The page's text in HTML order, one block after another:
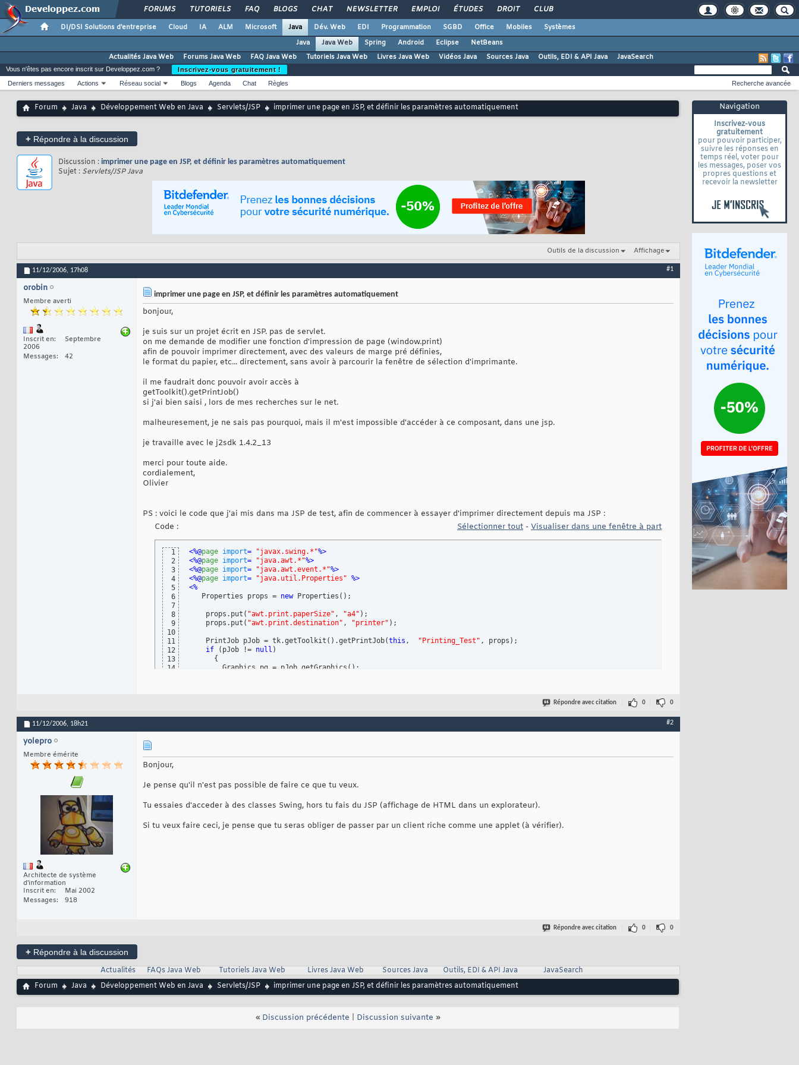
FORUMS TUTORIELS FAQ BLOGS CHAT NEWSLETTER EMPLOI ÉTUDES DROIT CLUB
DI/DSI Solutions d'entreprise Cloud IA ALM Microsoft Java Dév. Web EDI Programmation SGBD Office Mobiles
Systèmes
Java
Java Web Spring Android Eclipse
NetBeans
Actualités Java Web
Forums Java Web FAQ Java Web Tutoriels Java Web Livres Java Web Vidéos Java Sources Java Outils, EDI & API Java JavaSearch
Navigation
Inscrivez-vous
gratuitement
pour pouvoir participer,
suivre les réponses en
temps réel, voter pour
les messages, poser vos
propres questions et
recevoir la newsletter
Vous n'êtes pas encore inscrit sur Developpez.com ?
Inscrivez-vous gratuitement !
Derniers messages
Actions Réseau social Blogs Agenda Chat Règles Recherche avancée
Forum Java Développement Web en Java Servlets/JSP imprimer une page en JSP, et définir les paramètres automatiquement
+ Répondre à la discussion
Discussion : imprimer une page en JSP, et définir les paramètres automatiquement
Sujet : Servlets/JSP Java
Outils de la discussion Affichage
11/12/2006, 17h08 #1
orobin
Membre averti
Inscrit en
Septembre
2006
Messages
42
imprimer une page en JSP, et définir les paramètres automatiquement
bonjour,
je suis sur un projet écrit en JSP. pas de servlet.
on me demande de modifier une fonction d'impression de page (window.print)
afin de pouvoir imprimer directement, avec des valeurs de marge pré définies,
le format du papier, etc... directement, sans avoir à parcourir la fenêtre de sélection d'imprimante.
il me faudrait donc pouvoir avoir accès à
getToolkit().getPrintJob()
si j'ai bien saisi , lors de mes recherches sur le net.
malheuresement, je ne sais pas pourquoi, mais il m'est impossible d'accéder à ce composant, dans une jsp.
je travaille avec le j2sdk 1.4.2_13
merci pour toute aide.
cordialement,
Olivier
PS : voici le code que j'ai mis dans ma JSP de test, afin de commencer à essayer d'imprimer directement depuis ma JSP :
Code :
Sélectionner tout - Visualiser dans une fenêtre à part
1
2
3
4
5
6
7
8
9
10
11
12
13
14
<%@page import= "javax.swing.*"%>
<%@page import= "java.awt.*"%>
<%@page import= "java.awt.event.*"%>
<%@page import= "java.util.Properties" %>
<%
Properties props = new Properties ( ) ;
props.put ( "awt.print.paperSize" , "a4" ) ;
props.put ( "awt.print.destination" , "printer" ) ;
PrintJob pJob = tk.getToolkit ( ) .getPrintJob(this , "Printing_Test" , props ) ;
if
( pJob != null )
{
Graphics pg = pJob.getGraphics ( ) ;
Répondre avec citation 0 0
11/12/2006, 18h21 #2
yolepro
Membre émérite
Architecte de système
d'information
Inscrit en
Mai 2002
Messages
918
Bonjour,
Je pense qu'il n'est pas possible de faire ce que tu veux.
Tu essaies d'acceder à des classes Swing, hors tu fais du JSP (affichage de HTML dans un explorateur).
Si tu veux faire ceci, je pense que tu seras obliger de passer par un client riche comme une applet (à vérifier).
Répondre avec citation 0 0
+ Répondre à la discussion
Actualités
FAQs Java Web Tutoriels Java Web Livres Java Web Sources Java Outils, EDI & API Java
JavaSearch
Forum
Java Développement Web en Java Servlets/JSP imprimer une page en JSP, et définir les paramètres automatiquement
« Discussion précédente Discussion suivante »